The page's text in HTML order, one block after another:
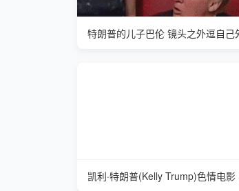
特朗普的儿子巴伦 镜头之外逗自己
凯利·特朗普(Kelly Trump)色情电影